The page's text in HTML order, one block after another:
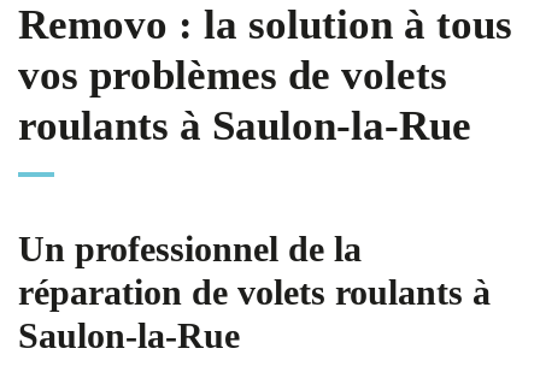
Removo : la solution à tous
vos problèmes de volets
roulants à Saulon-la-Rue
Un professionnel de la
réparation de volets roulants à
Saulon-la-Rue